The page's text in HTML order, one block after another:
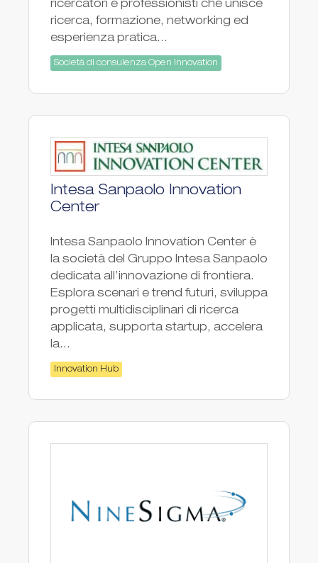
ricercatori e professionisti che unisce
ricerca, formazione, networking ed
esperienza pratica...
Società di consulenza Open Innovation
Intesa Sanpaolo Innovation
Center
Intesa Sanpaolo Innovation Center è
la società del Gruppo Intesa Sanpaolo
dedicata all’innovazione di frontiera.
Esplora scenari e trend futuri, sviluppa
progetti multidisciplinari di ricerca
applicata, supporta startup, accelera
la...
Innovation Hub